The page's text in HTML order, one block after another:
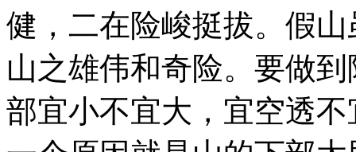
健，二在险峻挺拔。假
山之雄伟和奇险。要做
部宜小不宜大，宜空透